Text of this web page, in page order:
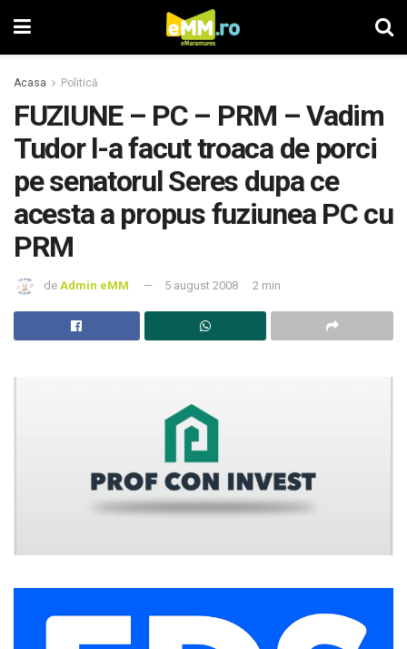
Acasa Politică
FUZIUNE – PC – PRM – Vadim
Tudor l-a facut troaca de porci
pe senatorul Seres dupa ce
acesta a propus fuziunea PC cu
PRM
de Admin eMM 5 august 2008 2 min